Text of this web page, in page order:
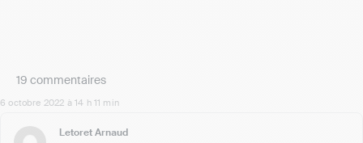
19 commentaires
6 octobre 2022 à 14 h 11 min
Letoret Arnaud